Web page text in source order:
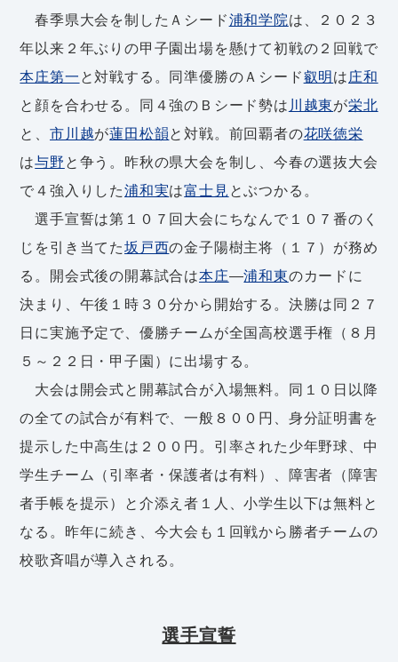
春季県大会を制したＡシード浦和学院は、２０２３
年以来２年ぶりの甲子園出場を懸けて初戦の２回戦で
本庄第一と対戦する。同準優勝のＡシード叡明は庄和
と顔を合わせる。同４強のＢシード勢は川越東が栄北
と、 市川越が蓮田松韻と対戦。前回覇者の花咲徳栄
は与野と争う。昨秋の県大会を制し、今春の選抜大会
で４強入りした浦和実は富士見とぶつかる。
選手宣誓は第１０７回大会にちなんで１０７番のく
じを引き当てた坂戸西の金子陽樹主将（１７）が務め
る。開会式後の開幕試合は本庄―浦和東のカードに
決まり、午後１時３０分から開始する。決勝は同２７
日に実施予定で、優勝チームが全国高校選手権（８月
５～２２日・甲子園）に出場する。
大会は開会式と開幕試合が入場無料。同１０日以降
の全ての試合が有料で、一般８００円、身分証明書を
提示した中高生は２００円。引率された少年野球、中
学生チーム（引率者・保護者は有料）、障害者（障害
者手帳を提示）と介添え者１人、小学生以下は無料と
なる。昨年に続き、今大会も１回戦から勝者チームの
校歌斉唱が導入される。
選手宣誓